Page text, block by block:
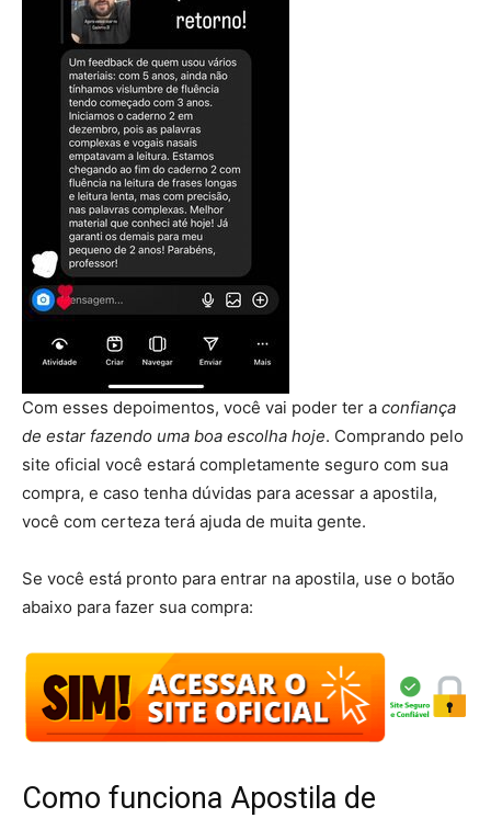
Com esses depoimentos, você vai poder ter a confiança
de estar fazendo uma boa escolha hoje. Comprando pelo
site oficial você estará completamente seguro com sua
compra, e caso tenha dúvidas para acessar a apostila,
você com certeza terá ajuda de muita gente.
Se você está pronto para entrar na apostila, use o botão
abaixo para fazer sua compra:
Como funciona Apostila de